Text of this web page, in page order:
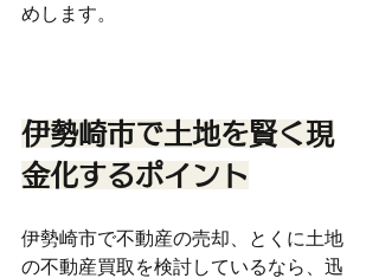
めします。
伊勢崎市で土地を賢く現
金化するポイント
伊勢崎市で不動産の売却、とくに土地
の不動産買取を検討しているなら、迅